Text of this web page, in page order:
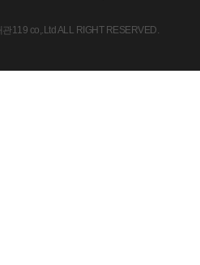
119 co,.Ltd ALL RIGHT RESERVED.